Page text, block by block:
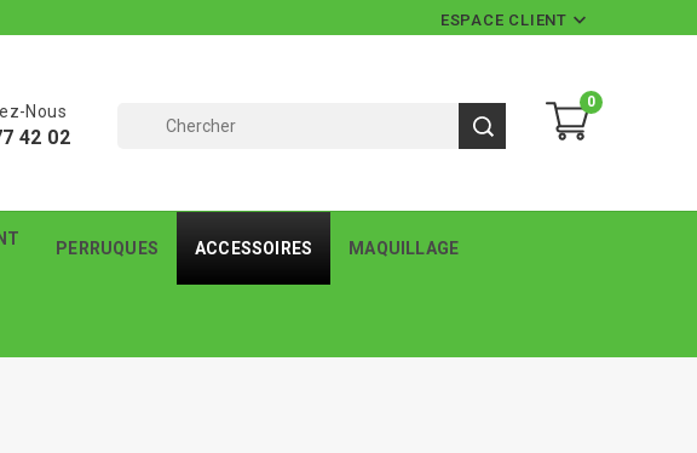
ESPACE CLIENT 
0
Nous
42 02
PERRUQUES ACCESSOIRES MAQUILLAGE